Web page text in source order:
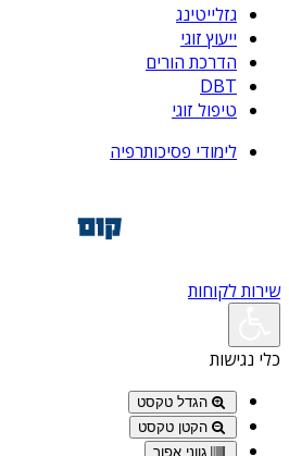
גזלייטינג
ייעוץ זוגי
הדרכת הורים
DBT
טיפול זוגי
לימודי פסיכותרפיה
שירות לקוחות
כלי נגישות
הגדל טקסט
הקטן טקסט
גווני אפור